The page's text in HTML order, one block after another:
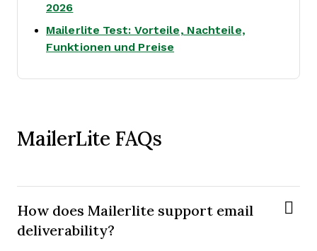
2026Opens new window
Mailerlite Test: Vorteile, Nachteile,
Funktionen und Preise
MailerLite FAQs
How does Mailerlite support email
deliverability?